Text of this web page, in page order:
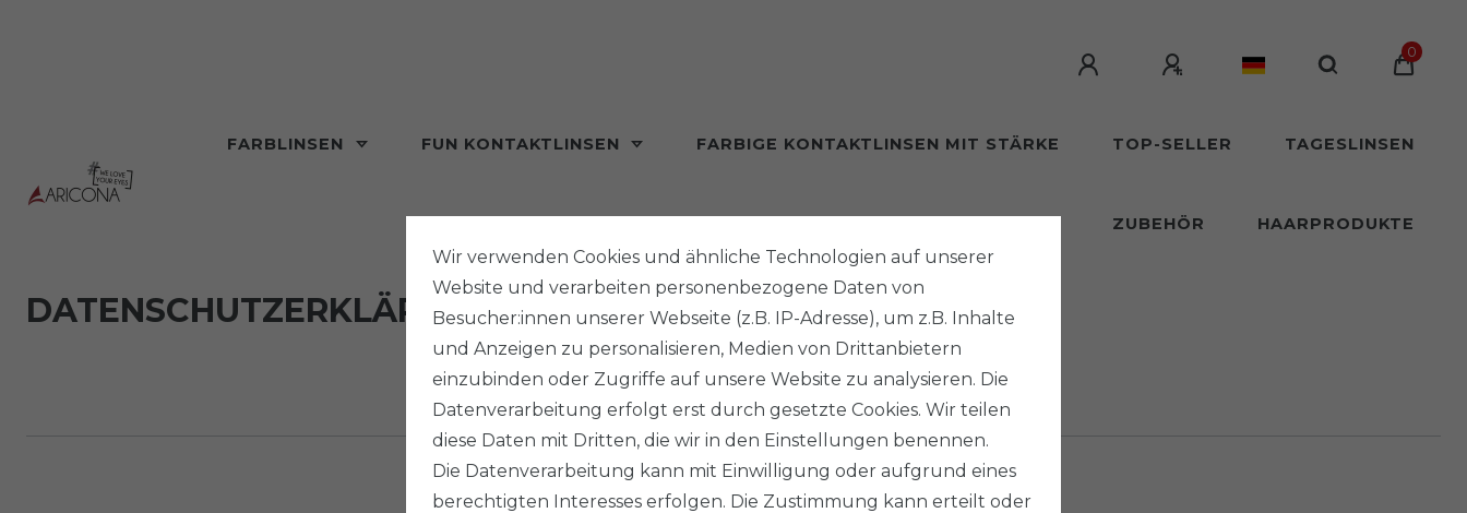
0
FARBLINSEN FUN KONTAKTLINSEN FARBIGE KONTAKTLINSEN MIT STÄRKE TOP-SELLER TAGESLINSEN
ZUBEHÖR HAARPRODUKTE
DATEN­SCHUTZ­ERKLÄRUNG
Wir verwenden Cookies und ähnliche Technologien auf unserer
Website und verarbeiten personenbezogene Daten von
Besucher:innen unserer Webseite (z.B. IP-Adresse), um z.B. Inhalte
und Anzeigen zu personalisieren, Medien von Drittanbietern
einzubinden oder Zugriffe auf unsere Website zu analysieren. Die
Datenverarbeitung erfolgt erst durch gesetzte Cookies. Wir teilen
diese Daten mit Dritten, die wir in den Einstellungen benennen.
Die Datenverarbeitung kann mit Einwilligung oder aufgrund eines
berechtigten Interesses erfolgen. Die Zustimmung kann erteilt oder